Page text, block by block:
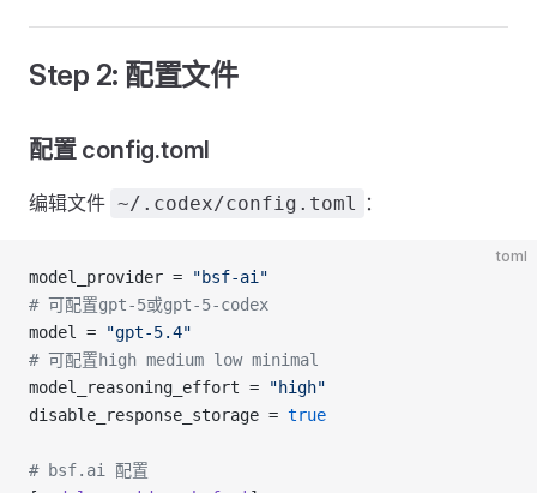
Step 2: 配置文件
配置 config.toml
编辑文件 ~/.codex/config.toml ：
toml
model_provider =
"bsf-ai"
# 可配置gpt-5或gpt-5-codex
model =
"gpt-5.4"
# 可配置high medium low minimal
model_reasoning_effort =
"high"
disable_response_storage = true
# bsf.ai 配置